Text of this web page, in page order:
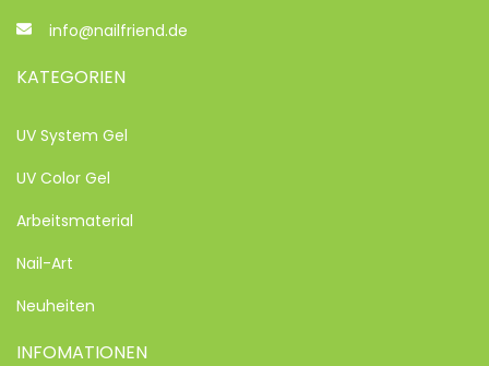
info@nailfriend.de
KATEGORIEN
UV System Gel
UV Color Gel
Arbeitsmaterial
Nail-Art
Neuheiten
INFOMATIONEN